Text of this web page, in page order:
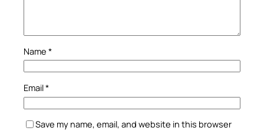
Name *
Email*
Save my name, email, and website in this browser